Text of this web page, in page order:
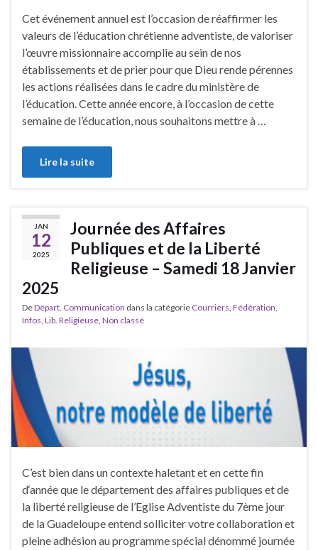
Cet événement annuel est l’occasion de réaffirmer les
valeurs de l’éducation chrétienne adventiste, de valoriser
l’œuvre missionnaire accomplie au sein de nos
établissements et de prier pour que Dieu rende pérennes
les actions réalisées dans le cadre du ministère de
l’éducation. Cette année encore, à l’occasion de cette
semaine de l’éducation, nous souhaitons mettre à …
Lire la suite
JAN
12
2025
Journée des Affaires
Publiques et de la Liberté
Religieuse – Samedi 18 Janvier
2025
DeDépart. Communication dans la catégorie Courriers, Fédération,
Infos, Lib. Religieuse, Non classé
C’est bien dans un contexte haletant et en cette fin
d‘année que le département des affaires publiques et de
la liberté religieuse de l’Eglise Adventiste du 7ème jour
de la Guadeloupe entend solliciter votre collaboration et
pleine adhésion au programme spécial dénommé journée